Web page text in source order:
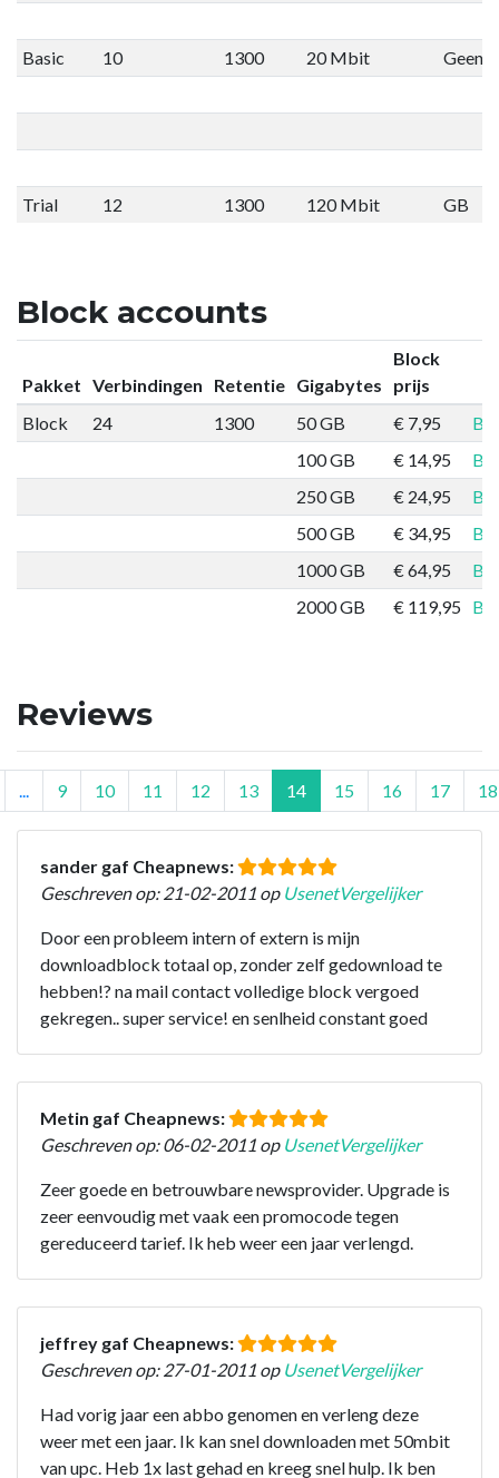
Basic 10 1300 20 Mbit Geen
Trial 12 1300 120 Mbit GB
Block accounts
Pakket Verbindingen Retentie Gigabytes
Block
prijs
Block
24 1300 50 GB € 7,95
100 GB
€ 14,95
250 GB
€ 24,95
500 GB
€ 34,95
1000 GB
€ 64,95
2000 GB
€ 119,95
Reviews
9 10 11 12 13 14 15 16 17 18
sander gaf Cheapnews:
Geschreven op: 21-02-2011 op UsenetVergelijker
Door een probleem intern of extern is mijn
downloadblock totaal op, zonder zelf gedownload te
hebben!? na mail contact volledige block vergoed
gekregen.. super service! en senlheid constant goed
Metin gaf Cheapnews:
Geschreven op: 06-02-2011 op UsenetVergelijker
Zeer goede en betrouwbare newsprovider. Upgrade is
zeer eenvoudig met vaak een promocode tegen
gereduceerd tarief. Ik heb weer een jaar verlengd.
jeffrey gaf Cheapnews:
Geschreven op: 27-01-2011 op UsenetVergelijker
Had vorig jaar een abbo genomen en verleng deze
weer met een jaar. Ik kan snel downloaden met 50mbit
van upc. Heb 1x last gehad en kreeg snel hulp. Ik ben